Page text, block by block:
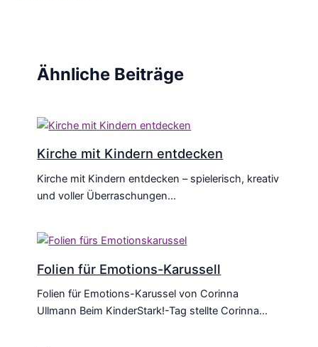
Ähnliche Beiträge
Kirche mit Kindern entdecken
Kirche mit Kindern entdecken – spielerisch, kreativ
und voller Überraschungen…
Folien für Emotions-Karussell
Folien für Emotions-Karussel von Corinna
Ullmann Beim KinderStark!-Tag stellte Corinna…